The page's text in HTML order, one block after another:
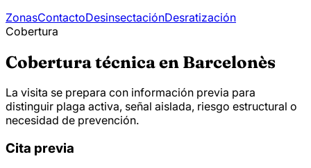
ZonasContactoDesinsectaciónDesratización
Cobertura
Cobertura técnica en Barcelonès
La visita se prepara con información previa para
distinguir plaga activa, señal aislada, riesgo estructural o
necesidad de prevención.
Cita previa